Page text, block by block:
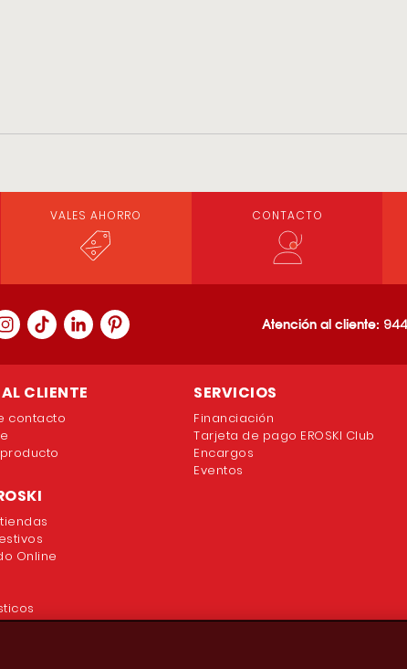
VALES AHORRO CONTACTO
Atención al cliente:
CLIENTE
contacto
Online
SERVICIOS
Financiación
Tarjeta de pago EROSKI Club
Encargos
Eventos